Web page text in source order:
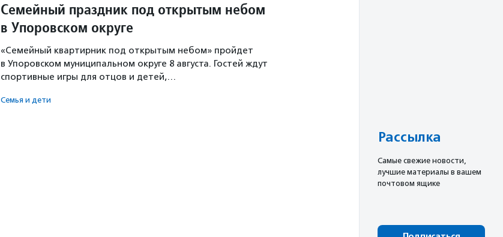
Семейный праздник под открытым небом
в Упоровском округе
«Семейный квартирник под открытым небом» пройдет
в Упоровском муниципальном округе 8 августа. Гостей ждут
спортивные игры для отцов и детей,…
Семья и дети
Рассылка
Cамые свежие новости,
лучшие материалы в вашем
почтовом ящике